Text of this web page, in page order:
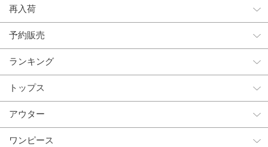
再入荷
予約販売
ランキング
トップス
アウター
ワンピース